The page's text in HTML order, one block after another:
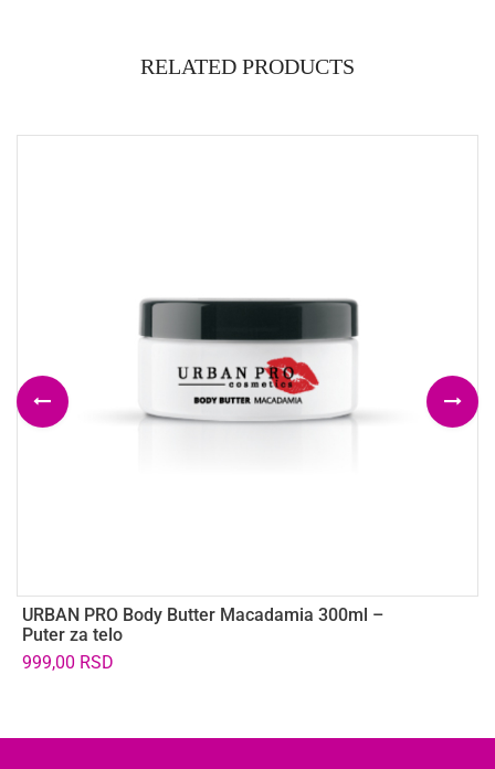
RELATED PRODUCTS
URBAN PRO Body Butter Macadamia 300ml –
Puter za telo
999,00 RSD